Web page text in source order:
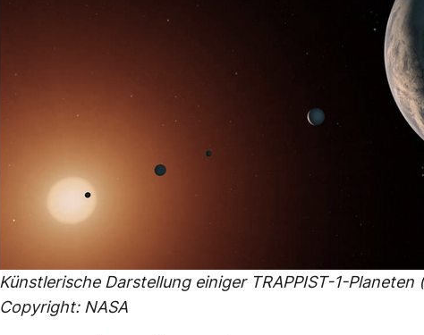
Künstlerische Darstellung einiger TRAPPIST-1-Planeten
Copyright: NASA